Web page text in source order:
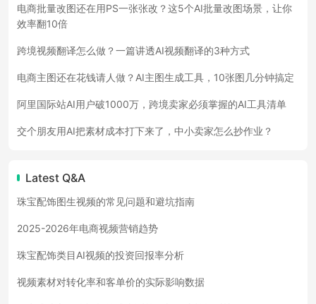
电商批量改图还在用PS一张张改？这5个AI批量改图场景，让你
效率翻10倍
跨境视频翻译怎么做？一篇讲透AI视频翻译的3种方式
电商主图还在花钱请人做？AI主图生成工具，10张图几分钟搞定
阿里国际站AI用户破1000万，跨境卖家必须掌握的AI工具清单
交个朋友用AI把素材成本打下来了，中小卖家怎么抄作业？
Latest Q&A
珠宝配饰图生视频的常见问题和避坑指南
2025-2026年电商视频营销趋势
珠宝配饰类目AI视频的投资回报率分析
视频素材对转化率和客单价的实际影响数据